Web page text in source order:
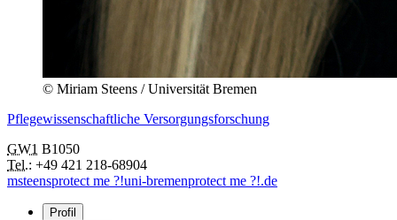
© Miriam Steens / Universität Bremen
Pflegewissenschaftliche Versorgungsforschung
GW1 B1050
Tel.: +49 421 218-68904
msteensprotect me ?!uni-bremenprotect me ?!.de
Profil